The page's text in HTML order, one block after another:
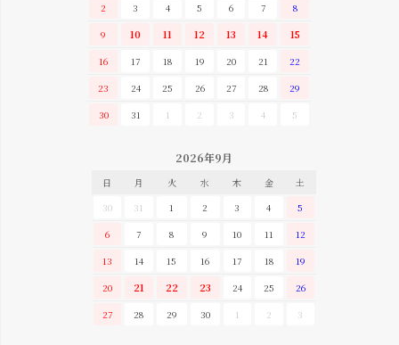
2
3 4 5 6 7
8
9
10 11 12 13 14
15
16
17 18 19 20 21
22
23
24 25 26 27 28
29
30
31 1 2 3 4 5
2026年9月
日 月 火 水 木 金
土
30
31 1 2 3 4
5
6
7 8 9 10 11
12
13
14 15 16 17 18
19
20
21 22 23 24 25
26
27
28 29 30 1 2 3